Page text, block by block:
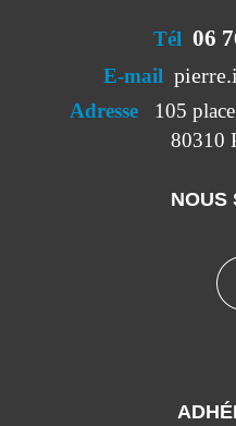
Tél 06
E-mail
Adresse
105
80310
NOUS